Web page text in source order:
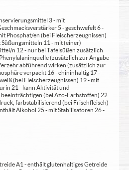
3 - mit
5 - geschwefelt 6 -
Phosphat/en (bei Fleischerzeugnissen)
11 - mit (einer)
n 12 - nur bei Tafelsüßen zusätzlich
(zusätzlich zur Angabe
abführend wirken (zusätzlich zur
verpackt 16 - chininhaltig 17 -
(bei Fleischerzeugnissen) 19 - mit
21 - kann Aktivität und
(bei Azo-Farbstoffen) 22
farbstabilisierend (bei Frischfleisch)
Alkohol 25 - mit Stabilisatoren 26 -
A1 - enthält glutenhaltiges Getreide